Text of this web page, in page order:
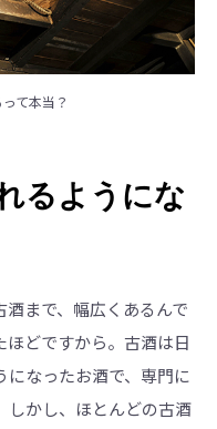
て本当？
るようにな
まで、幅広くあるんで
どですから。古酒は日
なったお酒で、専門に
しかし、ほとんどの古酒